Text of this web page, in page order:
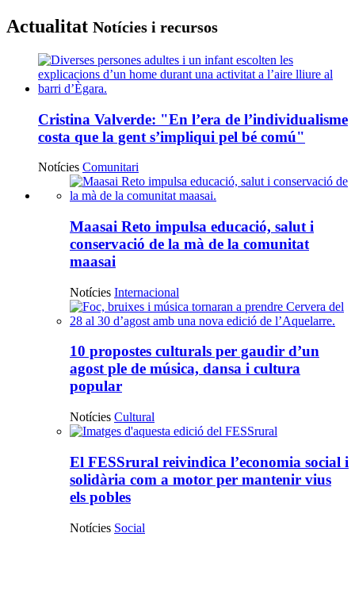
Entitats
voluntariat
Catalunya
per
Actualitat Notícies i recursos
Cristina Valverde: "En l’era de l’individualisme
costa que la gent s’impliqui pel bé comú"
Notícies Comunitari
Notícies
destacades
Maasai Reto impulsa educació, salut i
conservació de la mà de la comunitat
maasai
Notícies Internacional
10 propostes culturals per gaudir d’un
agost ple de música, dansa i cultura
popular
Notícies Cultural
El FESSrural reivindica l’economia social i
solidària com a motor per mantenir vius
els pobles
Notícies Social